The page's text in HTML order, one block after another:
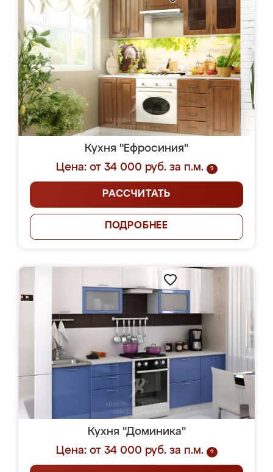
Кухня "Ефросиния"
Цена: от 34 000 руб. за п.м.
?
РАССЧИТАТЬ
ПОДРОБНЕЕ
Кухня "Доминика"
Цена: от 34 000 руб. за п.м.
?